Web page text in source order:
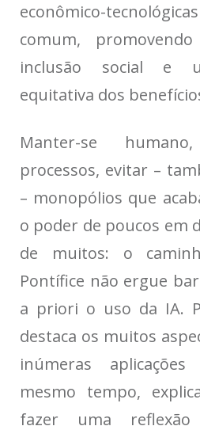
econômico-
comum,
inclusão social e
equitativa dos
Manter-se
processos, evitar –
– monopólios que
o poder de poucos em
de muitos: o
Pontífice não ergue
a priori o uso da IA.
destaca os muitos
inúmeras
mesmo tempo,
fazer uma